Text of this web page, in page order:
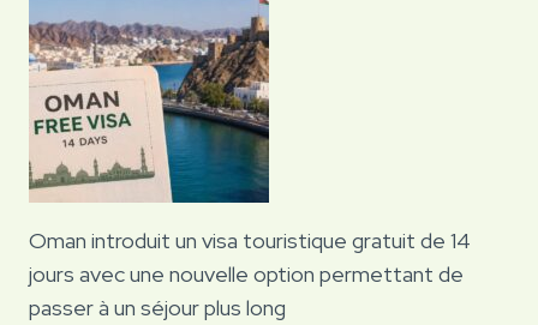
Oman introduit un visa touristique gratuit de 14
jours avec une nouvelle option permettant de
passer à un séjour plus long